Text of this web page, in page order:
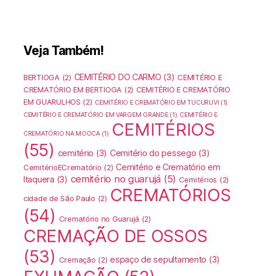
Veja Também!
BERTIOGA (2) CEMITÉRIO DO CARMO (3) CEMITÉRIO E
CREMATÓRIO EM BERTIOGA (2) CEMITÉRIO E CREMATÓRIO
EM GUARULHOS (2) CEMITÉRIO E CREMATÓRIO EM TUCURUVI (1)
CEMITÉRIO E CREMATÓRIO EM VARGEM GRANDE(1) CEMITÉRIO E
CREMATÓRIO NA MOOCA(1)
CEMITÉRIOS
(55) cemitério (3) Cemitério do pessego (3)
CemitérioECrematório (2) Cemitério e Crematório em
Itaquera (3) cemitério no guarujá (5) Cemitérios (2)
cidade de São Paulo (2) CREMATÓRIOS
(54) Crematório no Guarujá (2)
CREMAÇÃO DE OSSOS
(53) Cremação (2) espaço de sepultamento (3)